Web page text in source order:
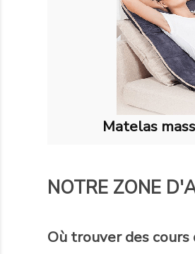
Matelas
NOTRE ZONE
Où trouver des cours